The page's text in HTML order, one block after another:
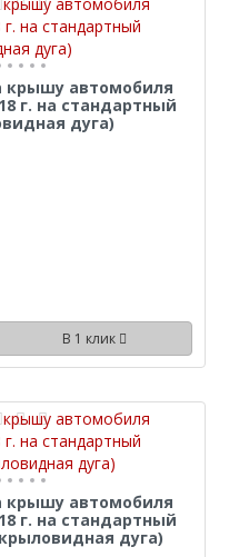
крышу автомобиля
г. на стандартный
дуга)
В 1 клик
крышу автомобиля
г. на стандартный
дуга)